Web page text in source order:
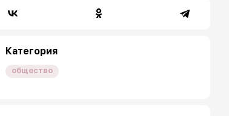
Категория
общество